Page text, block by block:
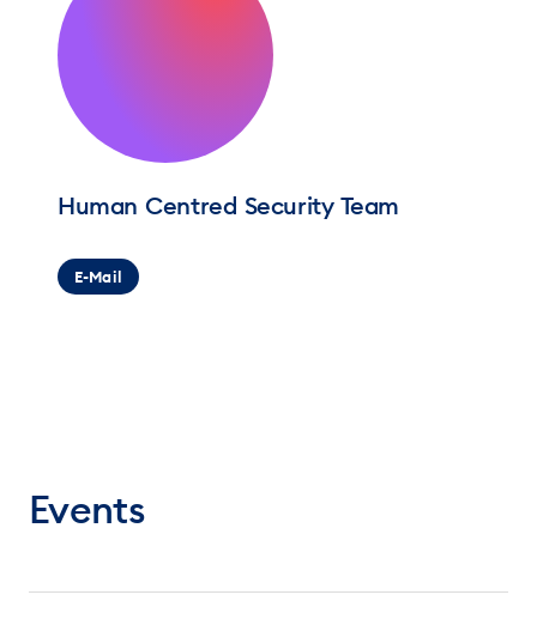
Human Centred Security Team
E-Mail
Events